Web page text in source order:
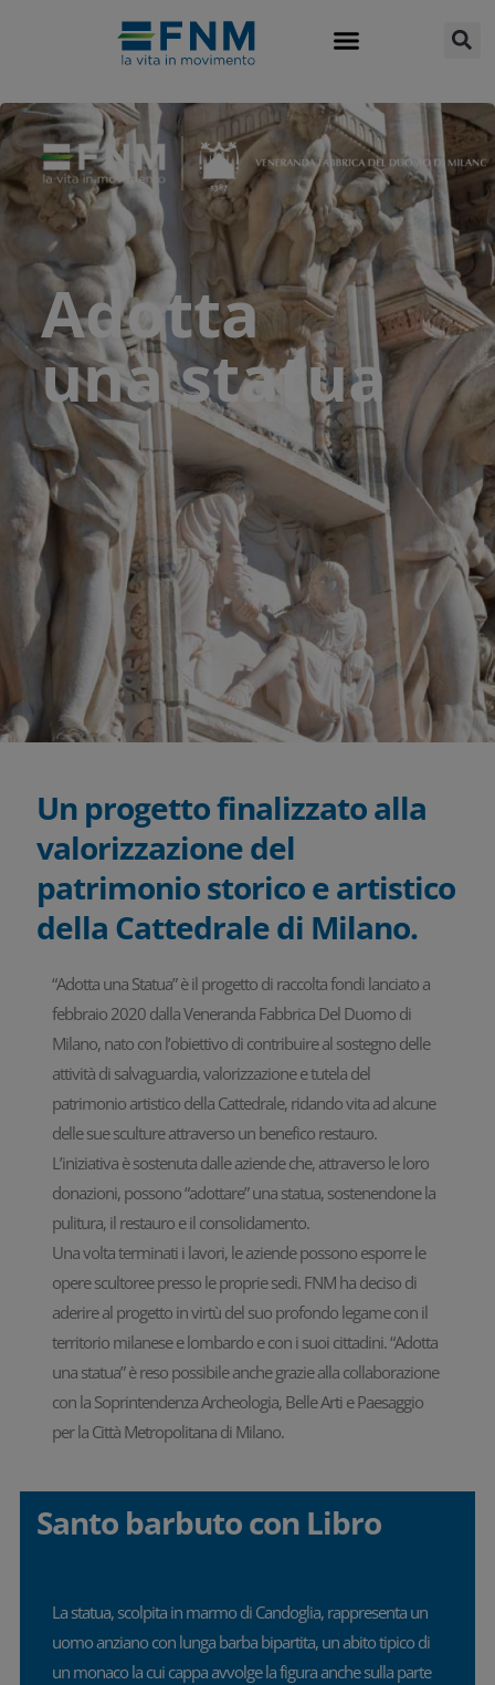
Adotta
una statua
Un progetto finalizzato alla
valorizzazione del
patrimonio storico e artistico
della Cattedrale di Milano.
“Adotta una Statua” è il progetto di raccolta fondi lanciato a
febbraio 2020 dalla Veneranda Fabbrica Del Duomo di
Milano, nato con l’obiettivo di contribuire al sostegno delle
attività di salvaguardia, valorizzazione e tutela del
patrimonio artistico della Cattedrale, ridando vita ad alcune
delle sue sculture attraverso un benefico restauro.
L’iniziativa è sostenuta dalle aziende che, attraverso le loro
donazioni, possono “adottare” una statua, sostenendone la
pulitura, il restauro e il consolidamento.
Una volta terminati i lavori, le aziende possono esporre le
opere scultoree presso le proprie sedi. FNM ha deciso di
aderire al progetto in virtù del suo profondo legame con il
territorio milanese e lombardo e con i suoi cittadini. “Adotta
una statua” è reso possibile anche grazie alla collaborazione
con la Soprintendenza Archeologia, Belle Arti e Paesaggio
per la Città Metropolitana di Milano.
Santo barbuto con Libro
La statua, scolpita in marmo di Candoglia, rappresenta un
uomo anziano con lunga barba bipartita, un abito tipico di
un monaco la cui cappa avvolge la figura anche sulla parte